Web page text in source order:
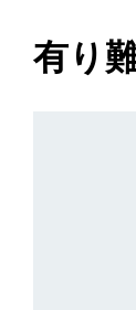
有り